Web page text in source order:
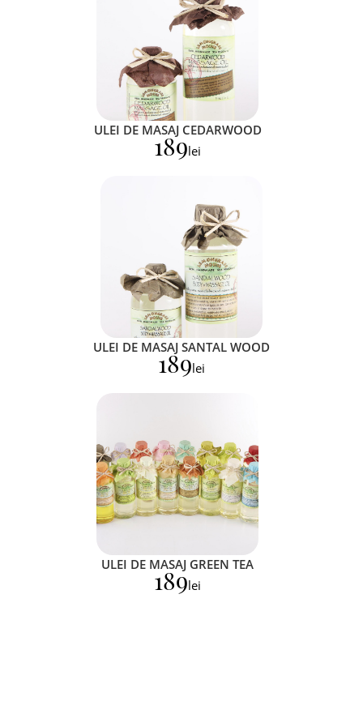
ULEI DE MASAJ CEDARWOOD
189lei
ULEI DE MASAJ SANTAL WOOD
189lei
ULEI DE MASAJ GREEN TEA
189lei